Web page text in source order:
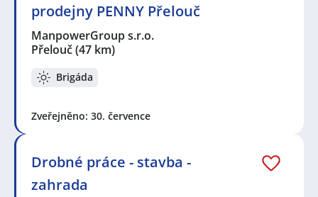
prodejny PENNY Přelouč
ManpowerGroup s.r.o.
Přelouč(47 km)
Brigáda
Zveřejněno: 30. července
Drobné práce - stavba -
zahrada